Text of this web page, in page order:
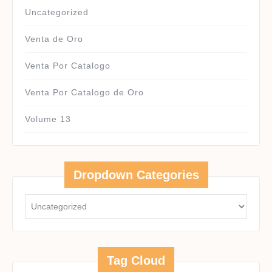
Uncategorized
Venta de Oro
Venta Por Catalogo
Venta Por Catalogo de Oro
Volume 13
Dropdown Categories
Tag Cloud